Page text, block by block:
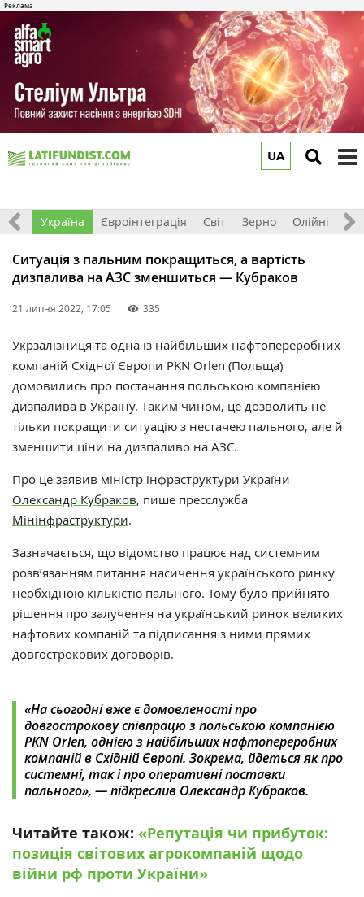
UA
Все Україна Євроінтеграція Світ Зерно Олійні
Ситуація з пальним покращиться, а вартість
дизпалива на АЗС зменшиться — Кубраков
21 липня 2022, 17:05 335
Укрзалізниця та одна із найбільших нафтопереробних
компаній Східної Європи PKN Orlen (Польща)
домовились про постачання польською компанією
дизпалива в Україну. Таким чином, це дозволить не
тільки покращити ситуацію з нестачею пального, але й
зменшити ціни на дизпаливо на АЗС.
Про це заявив міністр інфраструктури України
Олександр Кубраков, пише пресслужба
Мінінфраструктури.
Зазначається, що відомство працює над системним
розв’язанням питання насичення українського ринку
необхідною кількістю пального. Тому було прийнято
рішення про залучення на український ринок великих
нафтових компаній та підписання з ними прямих
довгострокових договорів.
«На сьогодні вже є домовленості про
довгострокову співпрацю з польською компанією
PKN Orlen, однією з найбільших нафтопереробних
компаній в Східній Європі. Зокрема, йдеться як про
системні, так і про оперативні поставки
пального‎»‎, — підкреслив Олександр Кубраков.
Читайте також: «‎Репутація чи прибуток:
позиція світових агрокомпаній щодо
війни рф проти України»‎